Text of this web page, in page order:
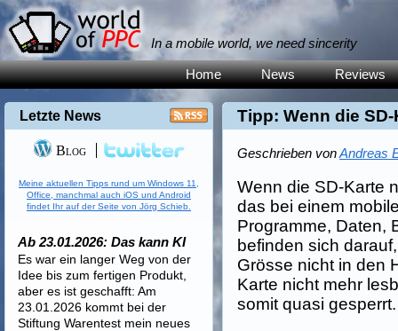
In a mobile world, we need sincerity
Home News Reviews
Tipp: Wenn die
Geschrieben vonAndreas
Wenn die SD-Karte
das bei einem
Programme, Daten,
befinden sich
Grösse nicht in den
Karte nicht mehr
somit quasi gesperrt.
Letzte News
Blog
Meine aktuellen Tipps rund um Windows 11,
Office, manchmal auch iOS und Android
findet Ihr auf der Seite von Jörg Schieb.
Ab 23.01.2026: Das kann KI
Es war ein langer Weg von der
Idee bis zum fertigen Produkt,
aber es ist geschafft: Am
23.01.2026 kommt bei der
Stiftung Warentest mein neues